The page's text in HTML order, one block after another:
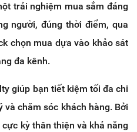
trải nghiệm mua sắm đáng
người, đúng thời điểm, qua
chọn mua dựa vào khảo sát
đa kênh.
giúp bạn tiết kiệm tối đa chi
chăm sóc khách hàng. Bởi
kỳ thân thiện và khả năng